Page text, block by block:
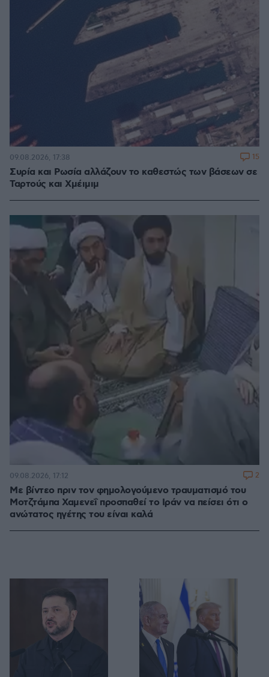
Συρία και Ρωσία αλλάζουν το καθεστώς των βάσεων σε
Ταρτούς και Χμέιμιμ
09.08.2026, 17:38 15
Με βίντεο πριν τον φημολογούμενο τραυματισμό του
Μοτζτάμπα Χαμενεΐ προσπαθεί το Ιράν να πείσει ότι ο
ανώτατος ηγέτης του είναι καλά
09.08.2026, 17:12 2